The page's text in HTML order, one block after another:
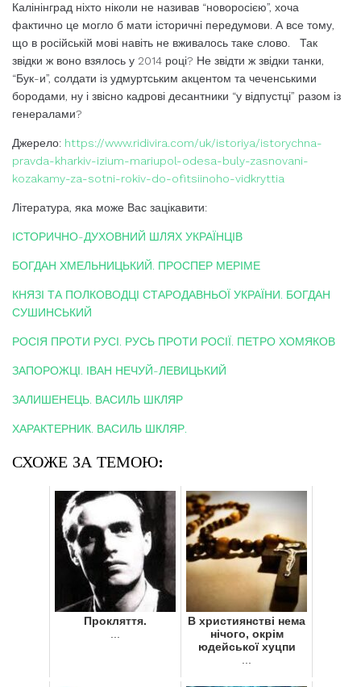
Калінінград ніхто ніколи не називав “новоросією”, хоча
фактично це могло б мати історичні передумови. А все тому,
що в російській мові навіть не вживалось таке слово. Так
звідки ж воно взялось у 2014 році? Не звідти ж звідки танки,
“Бук-и”, солдати із удмуртським акцентом та чеченськими
бородами, ну і звісно кадрові десантники “у відпустці” разом із
генералами?
Джерело: https://www.ridivira.com/uk/istoriya/istorychna-
pravda-kharkiv-izium-mariupol-odesa-buly-zasnovani-
kozakamy-za-sotni-rokiv-do-ofitsiinoho-vidkryttia
Література, яка може Вас зацікавити:
ІСТОРИЧНО-ДУХОВНИЙ ШЛЯХ УКРАЇНЦІВ
БОГДАН ХМЕЛЬНИЦЬКИЙ. ПРОСПЕР МЕРІМЕ
КНЯЗІ ТА ПОЛКОВОДЦІ СТАРОДАВНЬОЇ УКРАЇНИ. БОГДАН
СУШИНСЬКИЙ
РОСІЯ ПРОТИ РУСІ. РУСЬ ПРОТИ РОСІЇ. ПЕТРО ХОМЯКОВ
ЗАПОРОЖЦІ. ІВАН НЕЧУЙ-ЛЕВИЦЬКИЙ
ЗАЛИШЕНЕЦЬ. ВАСИЛЬ ШКЛЯР
ХАРАКТЕРНИК. ВАСИЛЬ ШКЛЯР.
СХОЖЕ ЗА ТЕМОЮ:
Прокляття.
...
В християнстві нема
нічого, окрім
юдейської хуцпи
...